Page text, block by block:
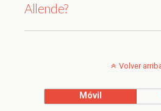
Allende?
Volver
Móvil